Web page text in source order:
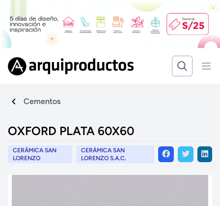
Cementos
OXFORD PLATA 60X60
CERÁMICA SAN
LORENZO
CERÁMICA SAN
LORENZO S.A.C.